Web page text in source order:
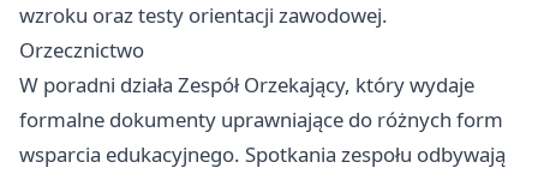
wzroku oraz testy orientacji zawodowej.
Orzecznictwo
W poradni działa Zespół Orzekający, który wydaje
formalne dokumenty uprawniające do różnych form
wsparcia edukacyjnego. Spotkania zespołu odbywają